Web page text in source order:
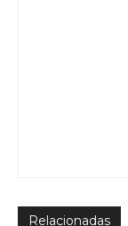
Relacionadas